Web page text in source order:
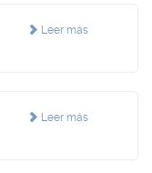
Leer más
Leer más